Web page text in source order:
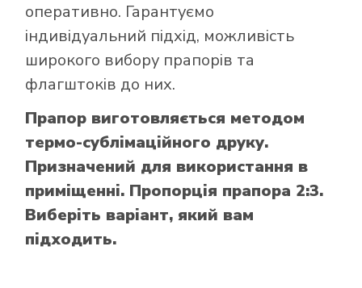
оперативно. Гарантуємо
індивідуальний підхід, можливість
широкого вибору прапорів та
флагштоків до них.
Прапор виготовляється методом
термо-сублімаційного друку.
Призначений для використання в
приміщенні. Пропорція прапора 2:3.
Виберіть варіант, який вам
підходить.